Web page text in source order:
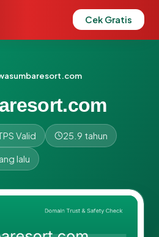
Cek Gratis
Valid 25.9 tahun
lalu